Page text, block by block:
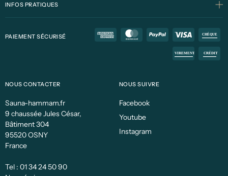
INFOS PRATIQUES
PAIEMENT SÉCURISÉ
NOUS CONTACTER
Sauna-hammam.fr
9 chaussée Jules César,
Bâtiment 304
95520 OSNY
France
Tel : 01 34 24 50 90
NOUS SUIVRE
Facebook
Youtube
Instagram